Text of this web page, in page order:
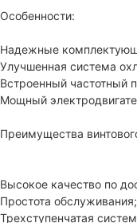
Особенности:
Надежные
Улучшенная система
Встроенный частотный
Мощный
Преимущества
Высокое качество по
Простота обслуживания;
Трехступенчатая